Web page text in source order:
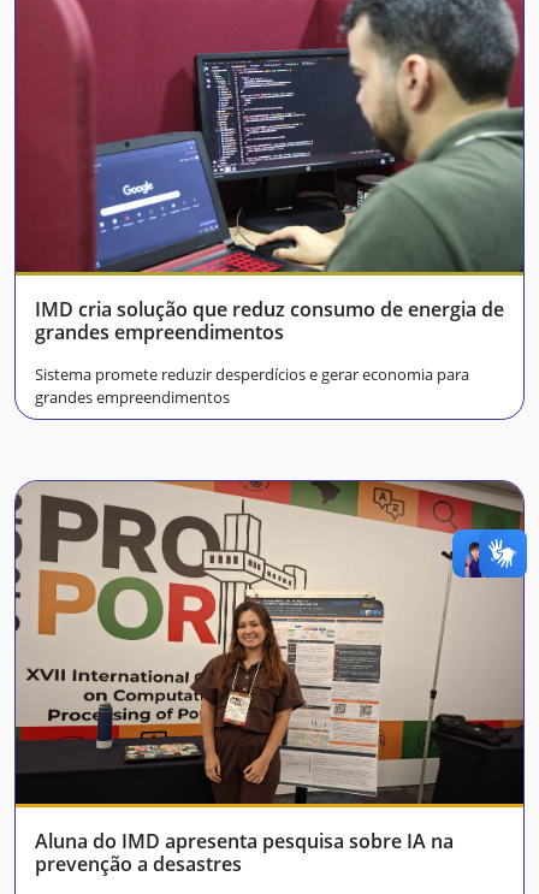
IMD cria solução que reduz consumo de energia de
grandes empreendimentos
Sistema promete reduzir desperdícios e gerar economia para
grandes empreendimentos
Aluna do IMD apresenta pesquisa sobre IA na
prevenção a desastres